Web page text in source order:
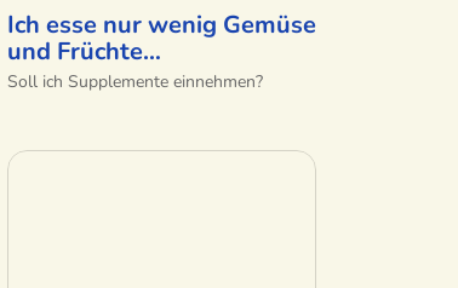
Ich esse nur wenig Gemüse
und Früchte…
Soll ich Supplemente einnehmen?